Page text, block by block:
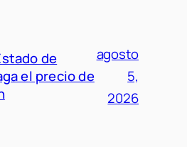
de
el precio de
agosto
5,
2026